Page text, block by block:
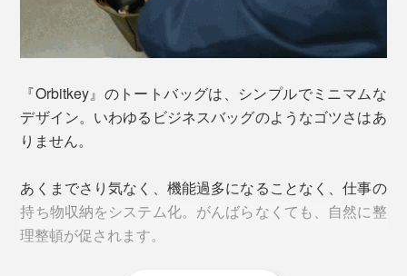
る」という小さな探索行動が減る。
→ワーキングメモリに空きができて、脳が軽くなる。
→会議や移動の切り替え力が上がる。
『Orbitkey』のトートバッグは、シンプルでミニマムな
デザイン。いわゆるビジネスバッグのようなゴツさはあ
りません。
あくまでさり気なく、機能過多になることなく、仕事の
持ち物収納をシステム化。がんばらなくても、自然に整
理整頓が促されます。